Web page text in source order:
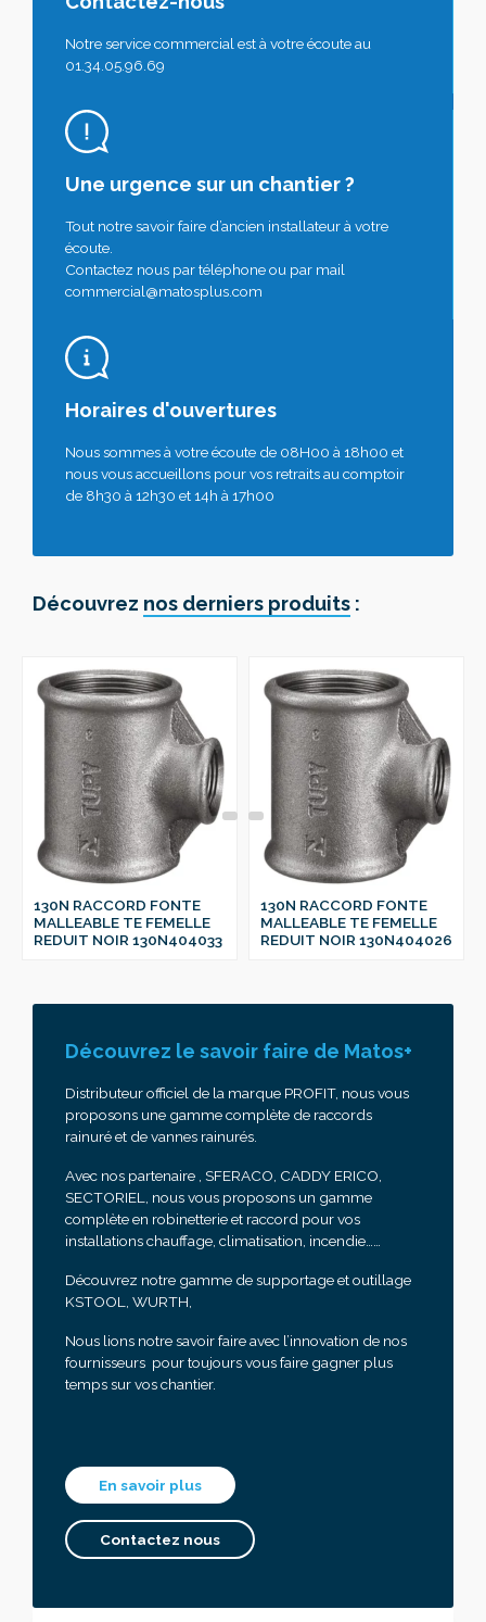
Notre service commercial est à votre écoute au
01.34.05.96.69
Une urgence sur un chantier ?
Tout notre savoir faire d’ancien installateur à votre
écoute.
Contactez nous par téléphone ou par mail
commercial@matosplus.com
Horaires d'ouvertures
Nous sommes à votre écoute de 08H00 à 18h00 et
nous vous accueillons pour vos retraits au comptoir
de 8h30 à 12h30 et 14h à 17h00
Découvrez nos derniers produits :
130N RACCORD FONTE
MALLEABLE TE FEMELLE
REDUIT NOIR 130N404033
130N RACCORD FONTE
MALLEABLE TE FEMELLE
REDUIT NOIR 130N404026
Découvrez le savoir faire de Matos+
Distributeur officiel de la marque PROFIT, nous vous
proposons une gamme complète de raccords
rainuré et de vannes rainurés.
Avec nos partenaire , SFERACO, CADDY ERICO,
SECTORIEL, nous vous proposons un gamme
complète en robinetterie et raccord pour vos
installations chauffage, climatisation, incendie……
Découvrez notre gamme de supportage et outillage
KSTOOL, WURTH,
Nous lions notre savoir faire avec l’innovation de nos
fournisseurs pour toujours vous faire gagner plus
temps sur vos chantier.
En savoir plus
Contactez nous